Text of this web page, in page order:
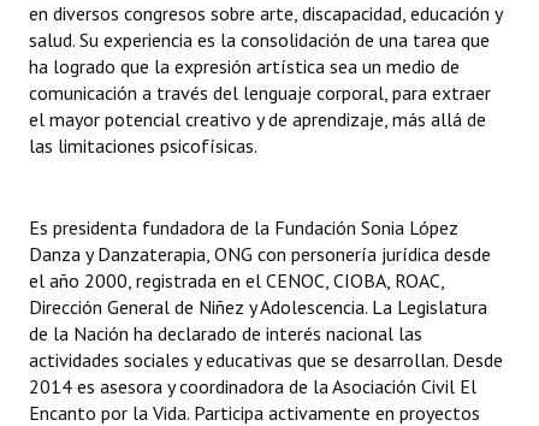
en diversos congresos sobre arte, discapacidad, educación y
salud. Su experiencia es la consolidación de una tarea que
ha logrado que la expresión artística sea un medio de
comunicación a través del lenguaje corporal, para extraer
el mayor potencial creativo y de aprendizaje, más allá de
las limitaciones psicofísicas.
Es presidenta fundadora de la Fundación Sonia López
Danza y Danzaterapia, ONG con personería jurídica desde
el año 2000, registrada en el CENOC, CIOBA, ROAC,
Dirección General de Niñez y Adolescencia. La Legislatura
de la Nación ha declarado de interés nacional las
actividades sociales y educativas que se desarrollan. Desde
2014 es asesora y coordinadora de la Asociación Civil El
Encanto por la Vida. Participa activamente en proyectos